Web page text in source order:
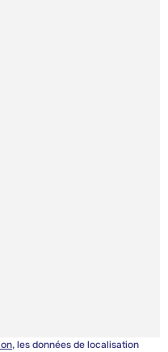
, les données de localisation